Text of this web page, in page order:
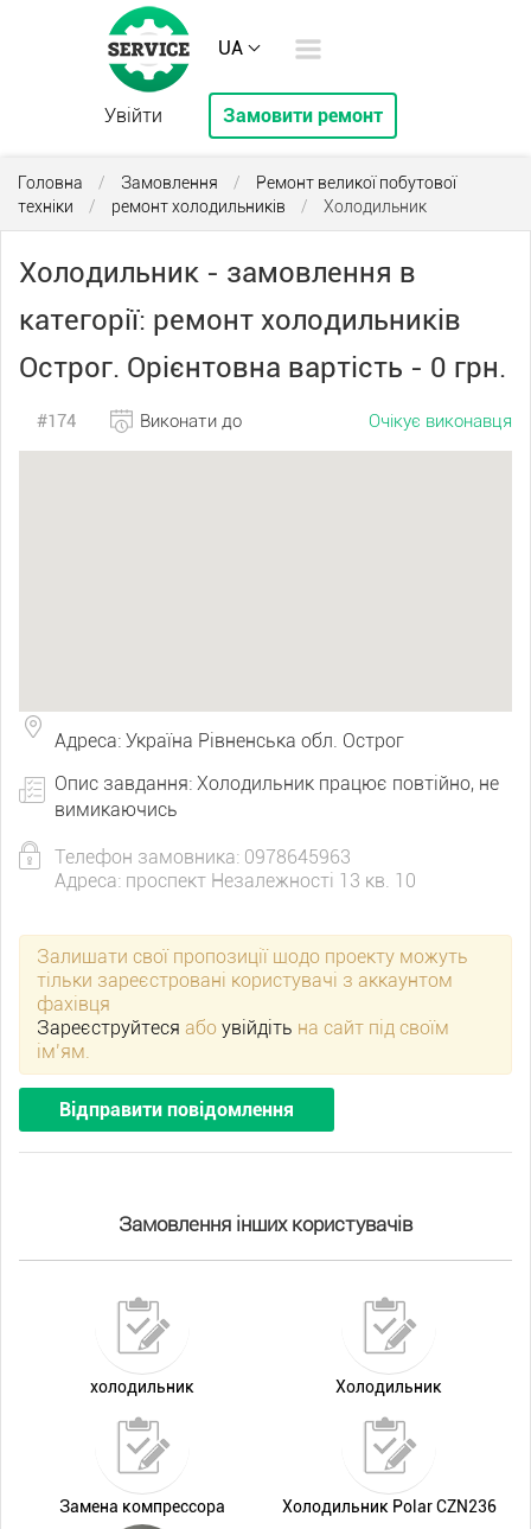
UA
Увійти Замовити ремонт
Головна / Замовлення /
Ремонт великої побутової
техніки
/ ремонт холодильників / Холодильник
Холодильник - замовлення в
категорії: ремонт холодильників
Острог. Орієнтовна вартість - 0 грн.
#174 Очікує виконавця
Виконати до
Адреса: Україна Рівненська обл. Острог
Опис завдання: Холодильник працює повтійно, не
вимикаючись
Телефон замовника: 0978645963
Адреса: проспект Незалежності 13 кв. 10
Залишати свої пропозиції щодо проекту можуть
тільки зареєстровані користувачі з аккаунтом
фахівця
Зареєструйтеся або увійдіть на сайт під своїм
ім’ям.
Відправити повідомлення
Замовлення інших користувачів
холодильник Холодильник
Замена компрессора Холодильник Polar CZN236